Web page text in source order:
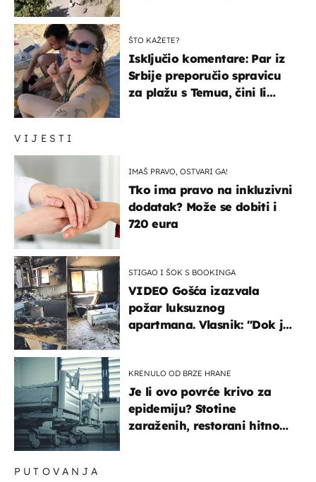
VIJESTI
IMAŠ PRAVO, OSTVARI GA!
Tko ima pravo na inkluzivni
dodatak? Može se dobiti i
720 eura
STIGAO I ŠOK S BOOKINGA
VIDEO Gošća izazvala
požar luksuznog
apartmana. Vlasnik: "Dok je
KRENULO OD BRZE HRANE
Je li ovo povrće krivo za
epidemiju? Stotine
zaraženih, restorani hitno
ŠTO KAŽETE?
Isključio komentare: Par iz
Srbije preporučio spravicu
za plažu s Temua, čini li
PUTOVANJA